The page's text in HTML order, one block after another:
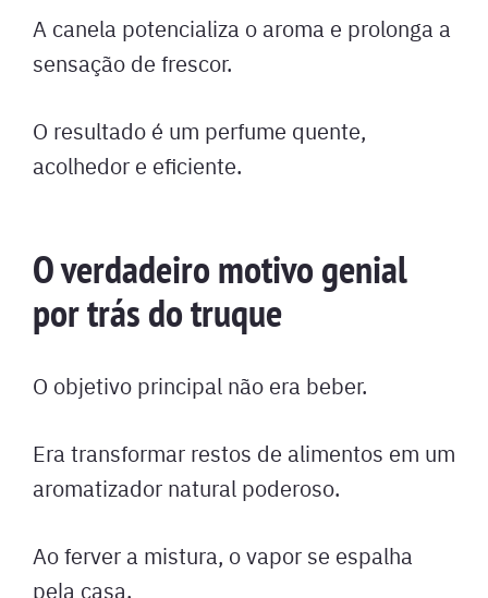
A canela potencializa o aroma e prolonga a
sensação de frescor.
O resultado é um perfume quente,
acolhedor e eficiente.
O verdadeiro motivo genial
por trás do truque
O objetivo principal não era beber.
Era transformar restos de alimentos em um
aromatizador natural poderoso.
Ao ferver a mistura, o vapor se espalha
pela casa.